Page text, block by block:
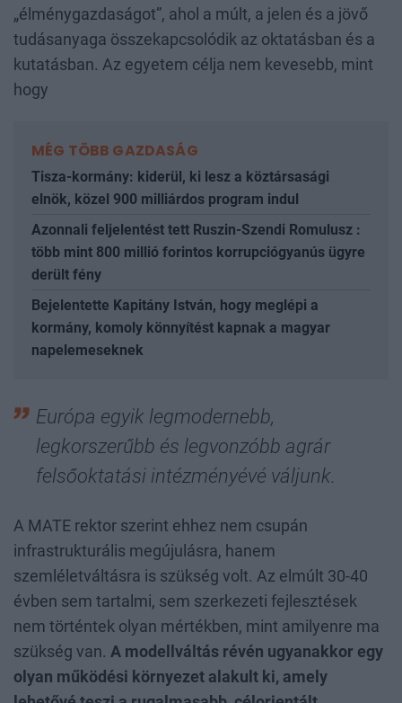
„élménygazdaságot”, ahol a múlt, a jelen és a jövő
tudásanyaga összekapcsolódik az oktatásban és a
kutatásban. Az egyetem célja nem kevesebb, mint
hogy
MÉG TÖBB GAZDASÁG
Tisza-kormány: kiderül, ki lesz a köztársasági
elnök, közel 900 milliárdos program indul
Azonnali feljelentést tett Ruszin-Szendi Romulusz :
több mint 800 millió forintos korrupciógyanús ügyre
derült fény
Bejelentette Kapitány István, hogy meglépi a
kormány, komoly könnyítést kapnak a magyar
napelemeseknek
Európa egyik legmodernebb,
legkorszerűbb és legvonzóbb agrár
felsőoktatási intézményévé váljunk.
A MATE rektor szerint ehhez nem csupán
infrastrukturális megújulásra, hanem
szemléletváltásra is szükség volt. Az elmúlt 30-40
évben sem tartalmi, sem szerkezeti fejlesztések
nem történtek olyan mértékben, mint amilyenre ma
szükség van. A modellváltás révén ugyanakkor egy
olyan működési környezet alakult ki, amely